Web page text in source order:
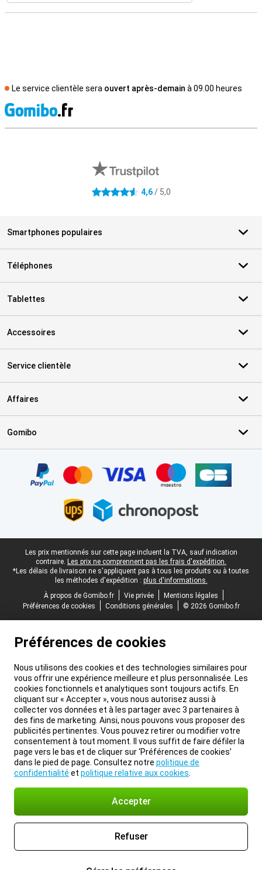
Le service clientèle sera ouvert après-demain à 09.00 heures
4.6 étoiles 4,6/ 5,0
Smartphones populaires
Téléphones
Tablettes
Accessoires
Service clientèle
Affaires
Gomibo
Pied-de-page légal
Les prix mentionnés sur cette page incluent la TVA, sauf indication
contraire. Les prix ne comprennent pas les frais d'expédition.
*Les délais de livraison ne s'appliquent pas à tous les produits ou à toutes
les méthodes d'expédition : plus d'informations.
À propos de Gomibo.fr
Vie privée
Mentions légales
Préférences de cookies
Conditions générales © 2026 Gomibo.fr
Préférences de cookies
Nous utilisons des cookies et des technologies similaires pour
vous offrir une expérience meilleure et plus personnalisée. Les
cookies fonctionnels et analytiques sont toujours actifs. En
cliquant sur « Accepter », vous nous autorisez aussi à
collecter vos données et à les partager avec 3 partenaires à
des fins de marketing. Ainsi, nous pouvons vous proposer des
publicités pertinentes. Vous pouvez retirer ou modifier votre
consentement à tout moment. Il vous suffit de faire défiler la
page vers le bas et de cliquer sur ‘Préférences de cookies’
dans le pied de page. Consultez notre politique de
confidentialité et politique relative aux cookies
Accepter
Refuser